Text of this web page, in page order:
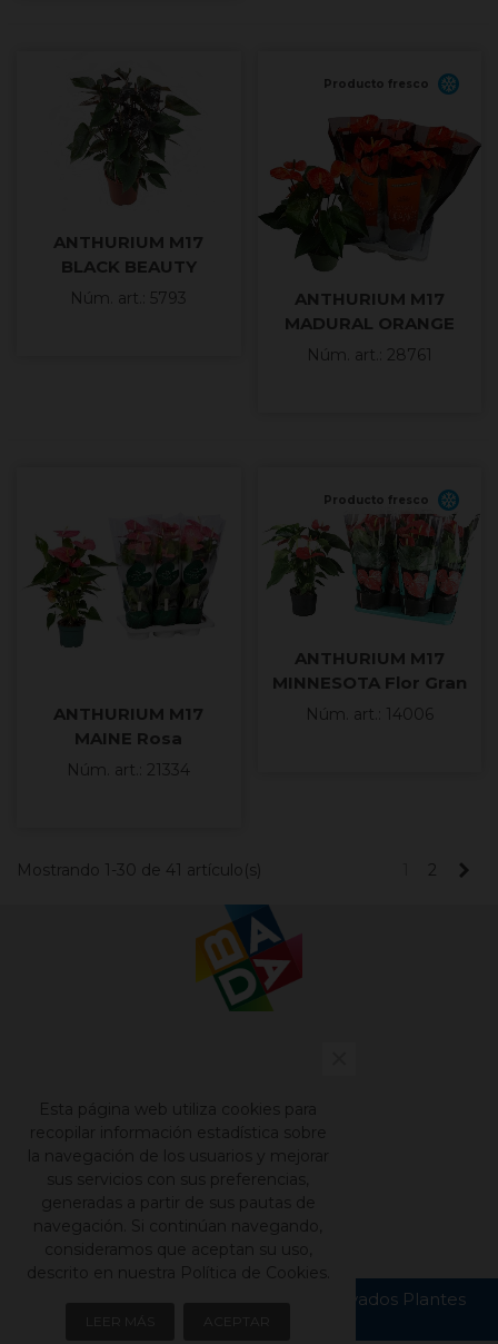
ANTHURIUM M17
BLACK BEAUTY
Núm. art.: 5793
Producto fresco
ANTHURIUM M17
MADURAL ORANGE
Núm. art.: 28761
ANTHURIUM M17
MAINE Rosa
Núm. art.: 21334
Producto fresco
ANTHURIUM M17
MINNESOTA Flor Gran
Núm. art.: 14006
Mostrando 1-30 de 41 artículo(s) 2
Aviso legal
Política de privacidad
Política de cookies
Copyright © Todos los derechos reservados Plantes
Esta página web utiliza cookies para
recopilar información estadística sobre
la navegación de los usuarios y mejorar
sus servicios con sus preferencias,
generadas a partir de sus pautas de
navegación. Si continúan navegando,
consideramos que aceptan su uso,
descrito en nuestra Política de Cookies.